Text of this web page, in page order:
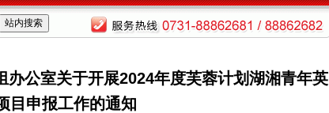
办公室关于开展2024年度芙蓉计划湖湘青年英
目申报工作的通知